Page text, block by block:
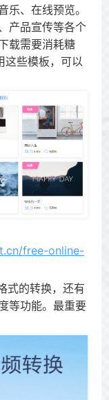
乐、在线预览。
产品宣传等各个
载需要消耗糖
这些模板，可以
free-online-
式的转换，还有
等功能。最重要